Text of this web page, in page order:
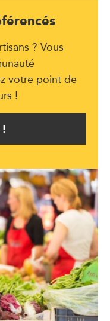
? Vous
votre point de
!